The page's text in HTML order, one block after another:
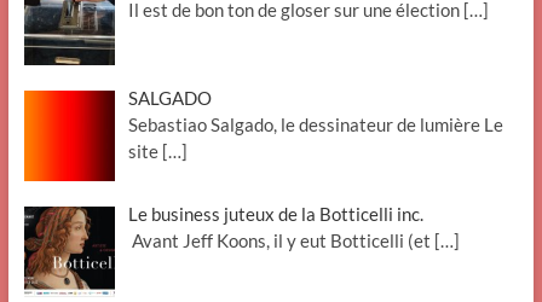
Il est de bon ton de gloser sur une élection […]
SALGADO
Sebastiao Salgado, le dessinateur de lumière Le
site […]
Le business juteux de la Botticelli inc.
Avant Jeff Koons, il y eut Botticelli (et […]